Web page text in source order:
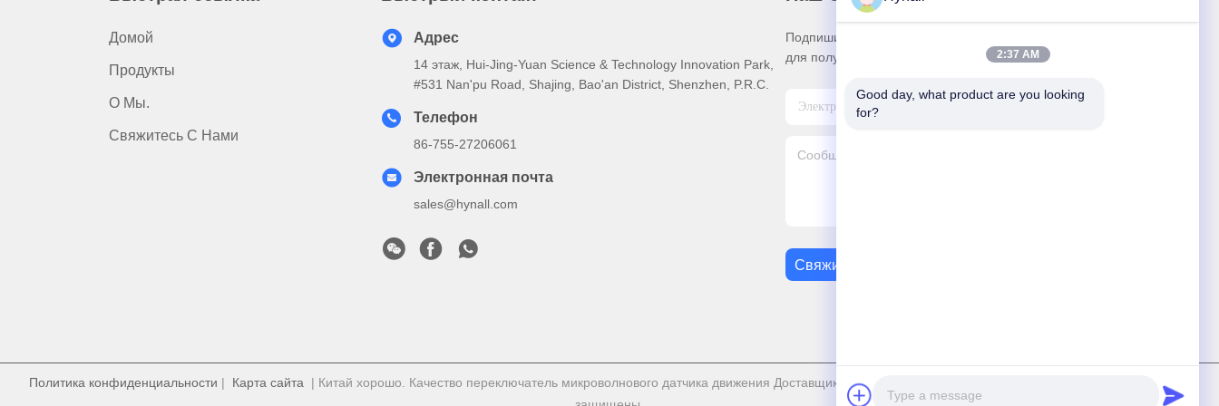
Домой
Продукты
О Мы.
Свяжитесь С Нами
Адрес
14 этаж, Hui-Jing-Yuan Science & Technology Innovation Park,
#531 Nan'pu Road, Shajing, Bao'an District, Shenzhen, P.R.C.
Телефон
86-755-27206061
Электронная почта
sales@hynall.com
Подпишитесь на нашу информационную рассылку
для получения скидок и прочего.
Свяжитесь С Нами
Политика конфиденциальности | Карта сайта | Китай хорошо. Качество переключатель микроволнового датчика движения Доставщик. 2019-2026 Hynall Intelligent Control Co. Ltd Все. Все права
2:37 AM
Good day, what product are you looking
for?